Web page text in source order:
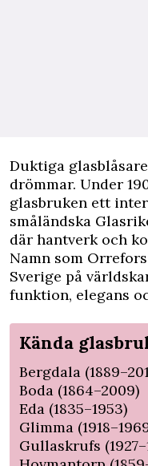
Duktiga
drömmar. Under
glasbruken ett
småländska
där hantverk och
Namn som
Sverige på
funktion, elegans
Kända
Bergdala
Boda (1864–2009)
Eda (1835–1953)
Glimma
Gullaskrufs